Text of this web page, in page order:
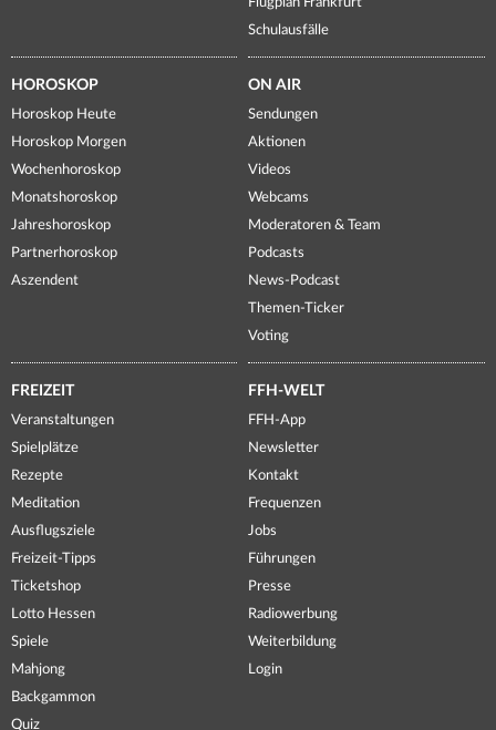
Flugplan Frankfurt
Schulausfälle
HOROSKOP
Horoskop Heute
Horoskop Morgen
Wochenhoroskop
Monatshoroskop
Jahreshoroskop
Partnerhoroskop
Aszendent
ON AIR
Sendungen
Aktionen
Videos
Webcams
Moderatoren & Team
Podcasts
News-Podcast
Themen-Ticker
Voting
FREIZEIT
Veranstaltungen
Spielplätze
Rezepte
Meditation
Ausflugsziele
Freizeit-Tipps
Ticketshop
Lotto Hessen
Spiele
Mahjong
Backgammon
Quiz
FFH-WELT
FFH-App
Newsletter
Kontakt
Frequenzen
Jobs
Führungen
Presse
Radiowerbung
Weiterbildung
Login